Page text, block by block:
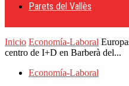
Parets del Vallès
Inicio Economía-Laboral
centro de I+D en Barberà del...
Economía-Laboral